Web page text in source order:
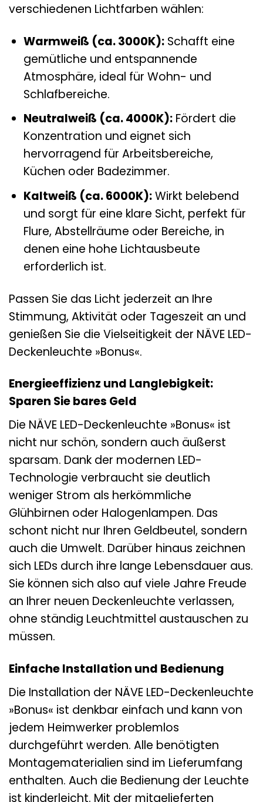
verschiedenen Lichtfarben wählen:
Warmweiß (ca. 3000K):Schafft eine
gemütliche und entspannende
Atmosphäre, ideal für Wohn- und
Schlafbereiche.
Neutralweiß (ca. 4000K):Fördert die
Konzentration und eignet sich
hervorragend für Arbeitsbereiche,
Küchen oder Badezimmer.
Kaltweiß (ca. 6000K):Wirkt belebend
und sorgt für eine klare Sicht, perfekt für
Flure, Abstellräume oder Bereiche, in
denen eine hohe Lichtausbeute
erforderlich ist.
Passen Sie das Licht jederzeit an Ihre
Stimmung, Aktivität oder Tageszeit an und
genießen Sie die Vielseitigkeit der NÄVE LED-
Deckenleuchte »Bonus«.
Energieeffizienz und Langlebigkeit:
Sparen Sie bares Geld
Die NÄVE LED-Deckenleuchte »Bonus« ist
nicht nur schön, sondern auch äußerst
sparsam. Dank der modernen LED-
Technologie verbraucht sie deutlich
weniger Strom als herkömmliche
Glühbirnen oder Halogenlampen. Das
schont nicht nur Ihren Geldbeutel, sondern
auch die Umwelt. Darüber hinaus zeichnen
sich LEDs durch ihre lange Lebensdauer aus.
Sie können sich also auf viele Jahre Freude
an Ihrer neuen Deckenleuchte verlassen,
ohne ständig Leuchtmittel austauschen zu
müssen.
Einfache Installation und Bedienung
Die Installation der NÄVE LED-Deckenleuchte
»Bonus« ist denkbar einfach und kann von
jedem Heimwerker problemlos
durchgeführt werden. Alle benötigten
Montagematerialien sind im Lieferumfang
enthalten. Auch die Bedienung der Leuchte
ist kinderleicht. Mit der mitgelieferten